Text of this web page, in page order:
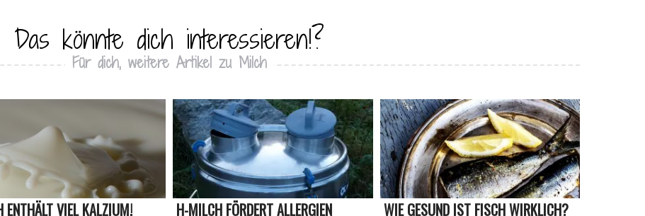
Das könnte dich interessieren!?
Für dich, weitere Artikel zu Milch
ENTHÄLT VIEL KALZIUM! H-MILCH FÖRDERT ALLERGIEN WIE GESUND IST FISCH WIRKLICH?